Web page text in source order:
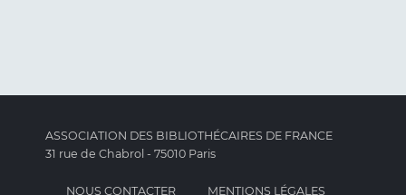
ASSOCIATION DES BIBLIOTHÉCAIRES DE FRANCE
31 rue de Chabrol - 75010 Paris
NOUS CONTACTER MENTIONS LÉGALES